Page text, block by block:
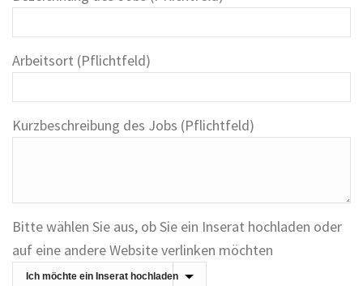
Arbeitsort (Pflichtfeld)
Kurzbeschreibung des Jobs (Pflichtfeld)
Bitte wählen Sie aus, ob Sie ein Inserat hochladen oder
auf eine andere Website verlinken möchten